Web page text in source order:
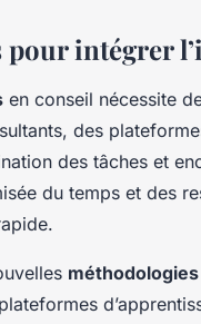
pour intégrer
en conseil nécessite
des
des tâches et
du temps et des
méthodologies